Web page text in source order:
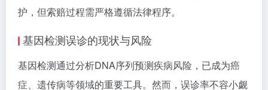
护，但索赔过程需严格遵循法律程序。
基因检测误诊的现状与风险
基因检测通过分析DNA序列预测疾病风险，已成为癌
症、遗传病等领域的重要工具。然而，误诊率不容小觑